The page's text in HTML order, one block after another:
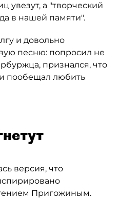
увезут, а "творческий
в нашей памяти".
и довольно
песню: попросил не
признался, что
пообещал любить
версия, что
Пригожиным.